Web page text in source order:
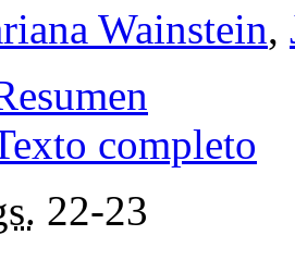
Wainstein,
completo
22-23